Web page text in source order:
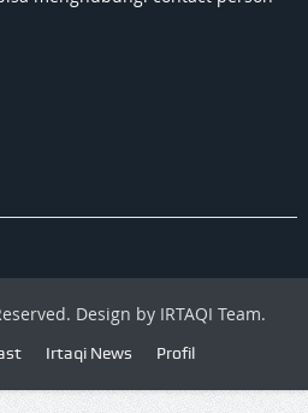
Design by IRTAQI Team.
Irtaqi News Profil